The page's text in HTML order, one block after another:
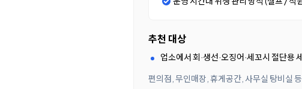
추천 대상
업소에서 회·생선·오징어·세꼬시 절단용
편의점, 무인매장, 휴게공간, 사무실 탕비실